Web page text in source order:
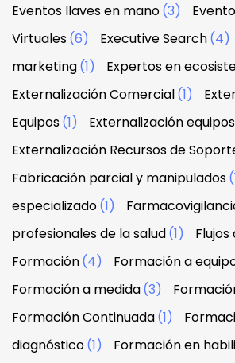
Eventos llaves en mano(3)
Virtuales(6) Executive Search(4)
marketing(1) Expertos en
Externalización Comercial(1)
Equipos(1) Externalización
Externalización Recursos de
Fabricación parcial y manipulados
especializado(1)
profesionales de la salud(1)
Formación(4) Formación a
Formación a medida(3)
Formación Continuada(1)
diagnóstico(1) Formación en